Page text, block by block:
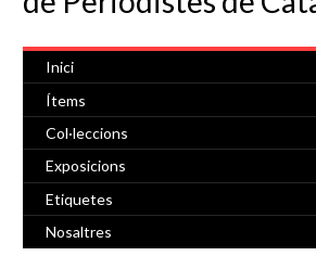
Inici
Ítems
Col·leccions
Exposicions
Etiquetes
Nosaltres